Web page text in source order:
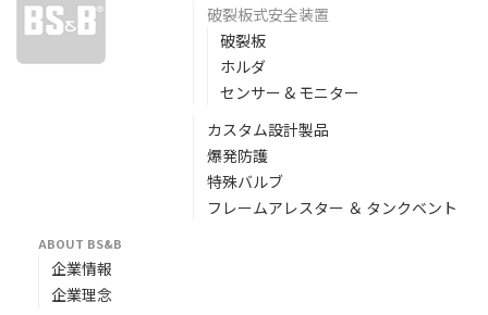
破裂板式安全装置
破裂板
ホルダ
センサー & モニター
カスタム設計製品
爆発防護
特殊バルブ
フレームアレスター ＆ タンクベント
ABOUT BS&B
企業情報
企業理念